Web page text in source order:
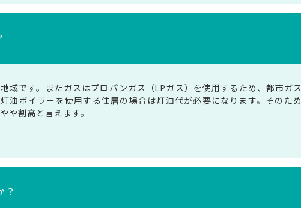
域です。またガスはプロパンガス（LPガス）を使用するため、都市ガ
油ボイラーを使用する住居の場合は灯油代が必要になります。そのた
や割高と言えます。
？